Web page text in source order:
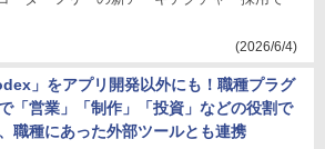
(2026/6/4)
」をアプリ開発以外にも！職種プラグ
「営業」「制作」「投資」などの役割で
職種にあった外部ツールとも連携